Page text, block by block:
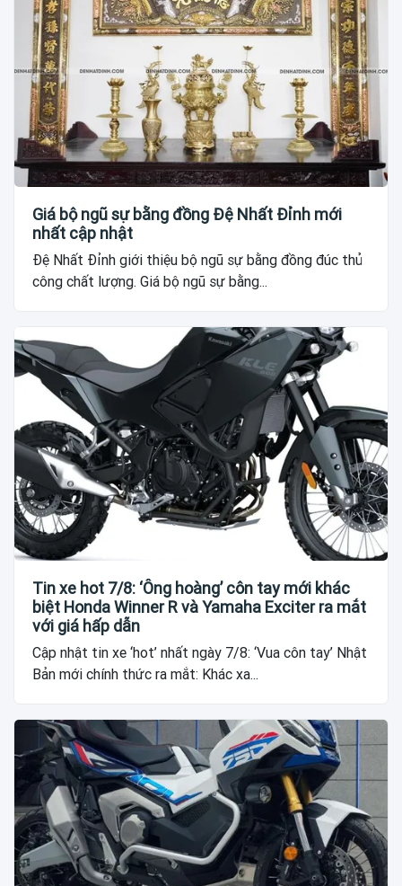
Giá bộ ngũ sự bằng đồng Đệ Nhất Đỉnh mới
nhất cập nhật
Đệ Nhất Đỉnh giới thiệu bộ ngũ sự bằng đồng đúc thủ
công chất lượng. Giá bộ ngũ sự bằng...
Tin xe hot 7/8: ‘Ông hoàng’ côn tay mới khác
biệt Honda Winner R và Yamaha Exciter ra mắt
với giá hấp dẫn
Cập nhật tin xe ‘hot’ nhất ngày 7/8: ‘Vua côn tay’ Nhật
Bản mới chính thức ra mắt: Khác xa...